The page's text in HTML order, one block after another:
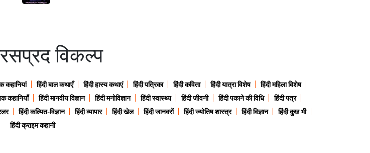
विकल्प
कहानियां हिंदी बाल कथाएँ हिंदी हास्य कथाएं हिंदी पत्रिका हिंदी कविता हिंदी यात्रा विशेष
हिंदी महिला विशेष
कहानियाँ हिंदी मानवीय विज्ञान हिंदी मनोविज्ञान हिंदी स्वास्थ्य हिंदी जीवनी हिंदी पकाने की विधि
हिंदी पत्र
हिंदी कल्पित-विज्ञान हिंदी व्यापार हिंदी खेल हिंदी जानवरों हिंदी ज्योतिष शास्त्र हिंदी विज्ञान
हिंदी कुछ भी
हिंदी क्राइम कहानी